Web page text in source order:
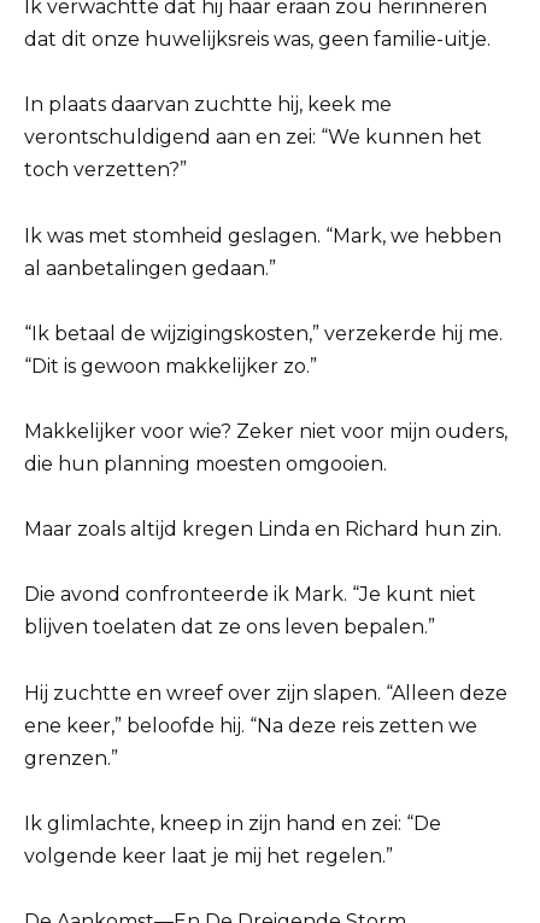
Ik verwachtte dat hij haar eraan zou herinneren
dat dit onze huwelijksreis was, geen familie-uitje.
In plaats daarvan zuchtte hij, keek me
verontschuldigend aan en zei: “We kunnen het
toch verzetten?”
Ik was met stomheid geslagen. “Mark, we hebben
al aanbetalingen gedaan.”
“Ik betaal de wijzigingskosten,” verzekerde hij me.
“Dit is gewoon makkelijker zo.”
Makkelijker voor wie? Zeker niet voor mijn ouders,
die hun planning moesten omgooien.
Maar zoals altijd kregen Linda en Richard hun zin.
Die avond confronteerde ik Mark. “Je kunt niet
blijven toelaten dat ze ons leven bepalen.”
Hij zuchtte en wreef over zijn slapen. “Alleen deze
ene keer,” beloofde hij. “Na deze reis zetten we
grenzen.”
Ik glimlachte, kneep in zijn hand en zei: “De
volgende keer laat je mij het regelen.”